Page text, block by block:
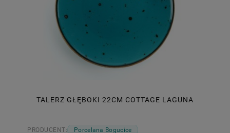
TALERZ GŁĘBOKI 22CM COTTAGE LAGUNA
PRODUCENT: Porcelana Bogucice